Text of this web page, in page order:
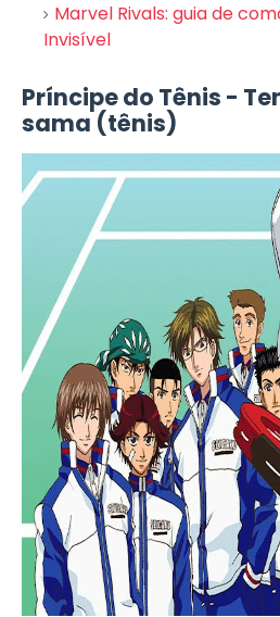
Marvel Rivals: guia de
Invisível
Príncipe do Tênis -
sama (tênis)